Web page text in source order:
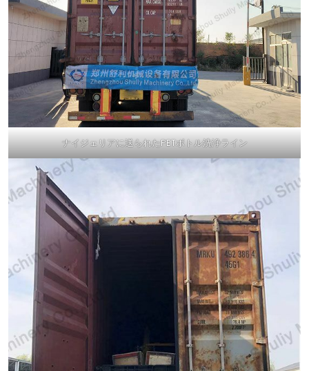
ナイジェリアに送られたPETボトル洗浄ライン